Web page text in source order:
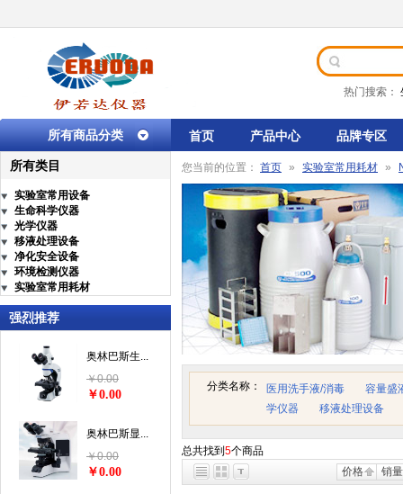
热门搜索：
首页 产品中心 品牌专区
所有商品分类
所有类目
实验室常用设备
生命科学仪器
光学仪器
移液处理设备
净化安全设备
环境检测仪器
实验室常用耗材
强烈推荐
奥林巴斯生...
￥0.00
￥0.00
奥林巴斯显...
￥0.00
￥0.00
您当前的位置： 首页 » 实验室常用耗材 »
分类名称： 医用洗手液/消毒
容量盛
学仪器
移液处理设备
总共找到 5个商品
价格
销量